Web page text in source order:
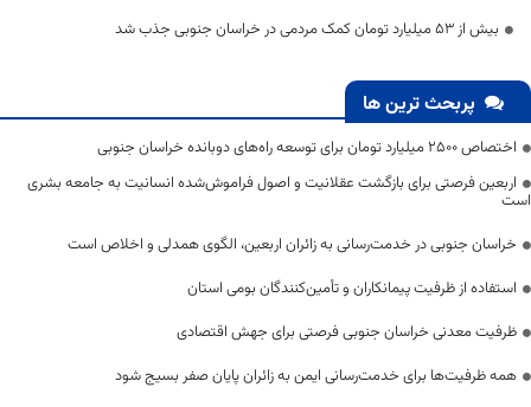
بیش از ۵۳ میلیارد تومان کمک مردمی در خراسان جنوبی جذب شد
پربحث ترین ها
اختصاص 2500 میلیارد تومان برای توسعه راه‌های دوبانده خراسان جنوبی
اربعین فرصتی برای بازگشت عقلانیت و اصول فراموش‌شده انسانیت به جامعه بشری
است
خراسان جنوبی در خدمت‌رسانی به زائران اربعین، الگوی همدلی و اخلاص است
استفاده از ظرفیت پیمانکاران و تأمین‌کنندگان بومی استان
ظرفیت معدنی خراسان جنوبی فرصتی برای جهش اقتصادی
همه ظرفیت‌ها برای خدمت‌رسانی ایمن به زائران پایان صفر بسیج شود